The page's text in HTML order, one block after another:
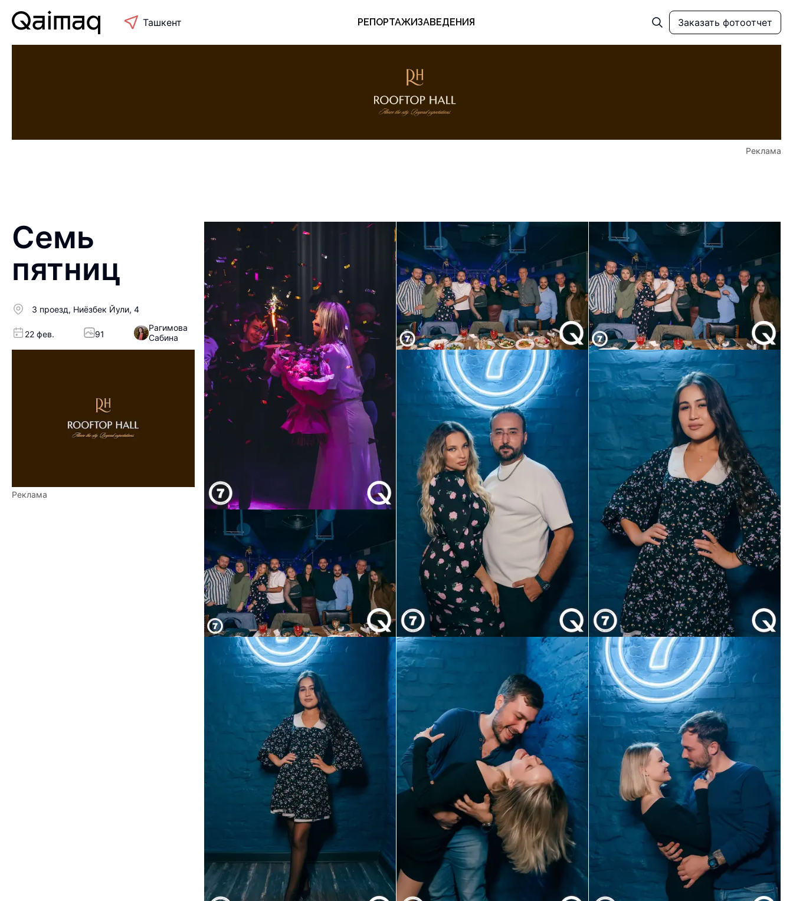
Ташкент РЕПОРТАЖИЗАВЕДЕНИЯ Заказать фотоотчет
Реклама
Семь
пятниц
3 проезд, Ниёзбек Йули, 4
22 фев. 91
Рагимова
Сабина
Реклама